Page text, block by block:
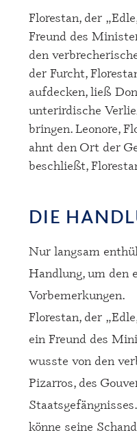
Florestan, der
Freund des
den
der Furcht,
aufdecken, ließ
unterirdische
bringen. Leonore,
ahnt den Ort der
beschließt,
DIE
Nur langsam
Handlung, um den
Vorbemerkungen.
Florestan, der
ein Freund des
wusste von den
Pizarros, des
könne seine